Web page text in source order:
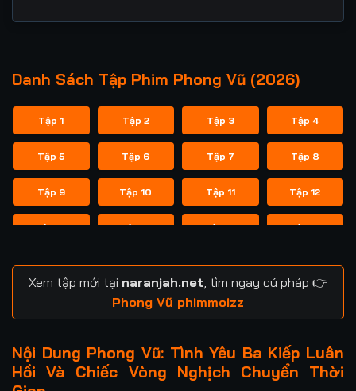
Danh Sách Tập Phim Phong Vũ (2026)
Tập 1 Tập 2 Tập 3 Tập 4
Tập 5 Tập 6 Tập 7 Tập 8
Tập 9 Tập 10 Tập 11 Tập 12
Tập 13 Tập 14 Tập 15 Tập 16
Tập 17 Tập 18 Tập 19 Tập 20
Tập 22 Tập 23
Xem tập mới tại naranjah.net , tìm ngay cú pháp 👉
Phong Vũ phimmoizz
Nội Dung Phong Vũ: Tình Yêu Ba Kiếp Luân
Hồi Và Chiếc Vòng Nghịch Chuyển Thời